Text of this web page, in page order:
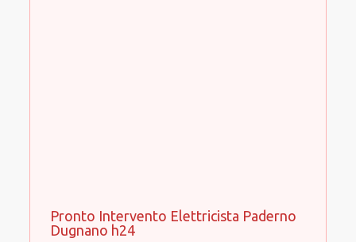
Pronto Intervento Elettricista Paderno
Dugnano h24